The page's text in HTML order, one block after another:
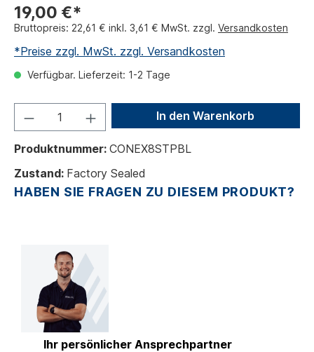
19,00 €*
Bruttopreis: 22,61 € inkl. 3,61 € MwSt. zzgl. Versandkosten
*Preise zzgl. MwSt. zzgl. Versandkosten
Verfügbar. Lieferzeit: 1-2 Tage
In den Warenkorb
Produktnummer: CONEX8STPBL
Zustand: Factory Sealed
HABEN SIE FRAGEN ZU DIESEM PRODUKT?
Ihr persönlicher Ansprechpartner